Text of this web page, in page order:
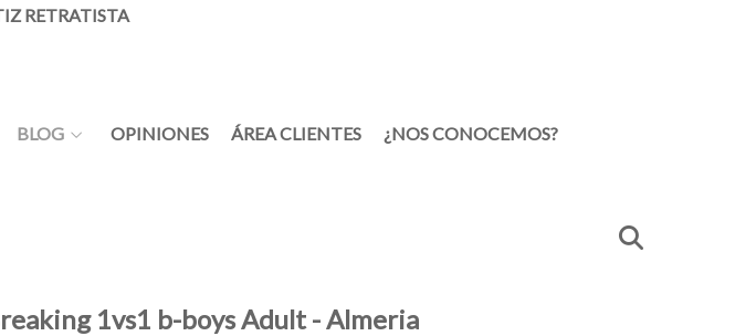
BLOG OPINIONES ÁREA CLIENTES ¿NOS CONOCEMOS?
1vs1 b-boys Adult - Almeria